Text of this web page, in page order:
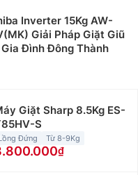
Inverter 15Kg AW-
Giải Pháp Giặt Giũ
Gia Đình Đông Thành
Giặt Sharp 8.5Kg ES-
S
Đứng Từ 8-9Kg